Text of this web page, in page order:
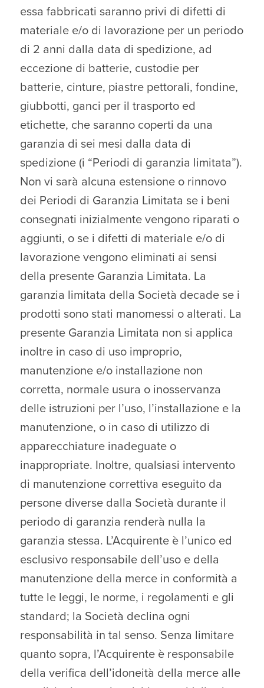
essa fabbricati saranno privi di difetti di
materiale e/o di lavorazione per un periodo
di 2 anni dalla data di spedizione, ad
eccezione di batterie, custodie per
batterie, cinture, piastre pettorali, fondine,
giubbotti, ganci per il trasporto ed
etichette, che saranno coperti da una
garanzia di sei mesi dalla data di
spedizione (i “Periodi di garanzia limitata”).
Non vi sarà alcuna estensione o rinnovo
dei Periodi di Garanzia Limitata se i beni
consegnati inizialmente vengono riparati o
aggiunti, o se i difetti di materiale e/o di
lavorazione vengono eliminati ai sensi
della presente Garanzia Limitata. La
garanzia limitata della Società decade se i
prodotti sono stati manomessi o alterati. La
presente Garanzia Limitata non si applica
inoltre in caso di uso improprio,
manutenzione e/o installazione non
corretta, normale usura o inosservanza
delle istruzioni per l’uso, l’installazione e la
manutenzione, o in caso di utilizzo di
apparecchiature inadeguate o
inappropriate. Inoltre, qualsiasi intervento
di manutenzione correttiva eseguito da
persone diverse dalla Società durante il
periodo di garanzia renderà nulla la
garanzia stessa. L’Acquirente è l’unico ed
esclusivo responsabile dell’uso e della
manutenzione della merce in conformità a
tutte le leggi, le norme, i regolamenti e gli
standard; la Società declina ogni
responsabilità in tal senso. Senza limitare
quanto sopra, l’Acquirente è responsabile
della verifica dell’idoneità della merce alle